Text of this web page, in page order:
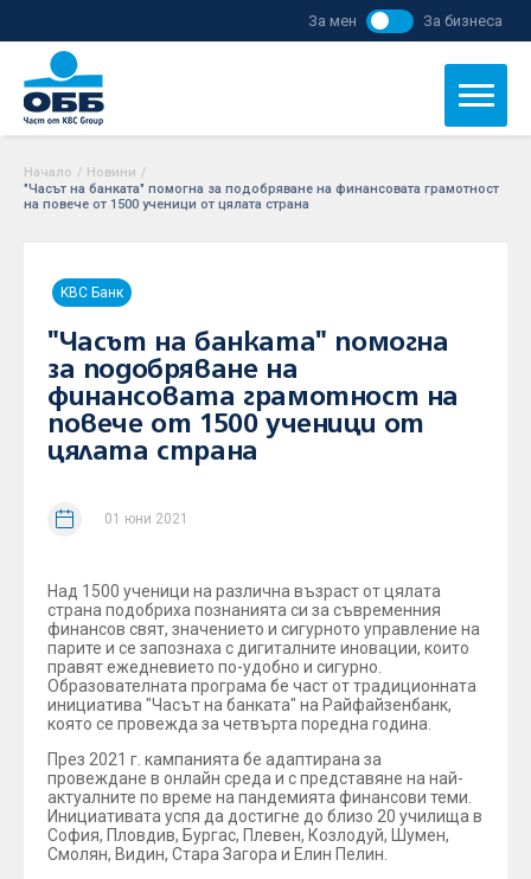
За мен За бизнеса
Начало / Новини /
"Часът на банката" помогна за подобряване на финансовата грамотност
на повече от 1500 ученици от цялата страна
KBC Банк
"Часът на банката" помогна
за подобряване на
финансовата грамотност на
повече от 1500 ученици от
цялата страна
01 юни 2021
Над 1500 ученици на различна възраст от цялата
страна подобриха познанията си за съвременния
финансов свят, значението и сигурното управление на
парите и се запознаха с дигиталните иновации, които
правят ежедневието по-удобно и сигурно.
Образователната програма бе част от традиционната
инициатива "Часът на банката" на Райфайзенбанк,
която се провежда за четвърта поредна година.
През 2021 г. кампанията бе адаптирана за
провеждане в онлайн среда и с представяне на най-
актуалните по време на пандемията финансови теми.
Инициативата успя да достигне до близо 20 училища в
София, Пловдив, Бургас, Плевен, Козлодуй, Шумен,
Смолян, Видин, Стара Загора и Елин Пелин.